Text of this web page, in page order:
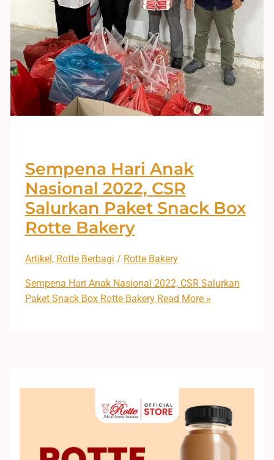
Sempena Hari Anak
Nasional 2022, CSR
Salurkan Paket Snack Box
Rotte Bakery
Artikel, Rotte Berbagi / Rotte Bakery
Sempena Hari Anak Nasional 2022, CSR Salurkan
Paket Snack Box Rotte BakeryRead More »